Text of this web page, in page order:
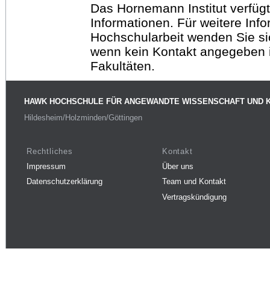
Das Hornemann Institut
Informationen. Für weitere
Hochschularbeit wenden Sie
wenn kein Kontakt
Fakultäten.
HAWK HOCHSCHULE FÜR ANGEWANDTE WISSENSCHAFT UND
Hildesheim/Holzminden/Göttingen
Rechtliches
Impressum
Datenschutzerklärung
Kontakt
Über uns
Team und Kontakt
Vertragskündigung